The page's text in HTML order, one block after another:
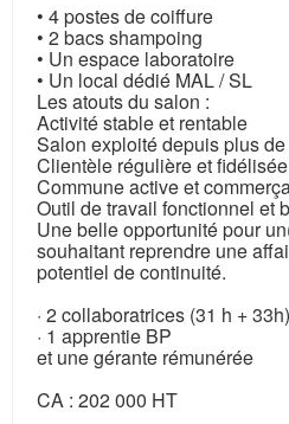
• 4 postes de coiffure
• 2 bacs shampoing
• Un espace laboratoire
• Un local dédié MAL / SL
Les atouts du salon :
Activité stable et rentable
Salon exploité depuis plus
Clientèle régulière et fidélisée
Commune active et
Outil de travail fonctionnel et
Une belle opportunité pour
souhaitant reprendre une
potentiel de continuité.
· 2 collaboratrices (31 h + 33h)
· 1 apprentie BP
et une gérante rémunérée
CA : 202 000 HT